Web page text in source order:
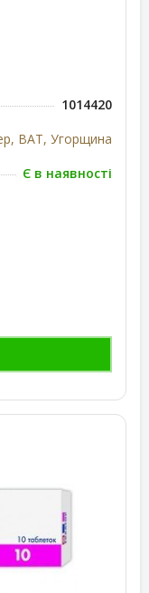
1014420
ВАТ, Угорщина
Є в наявності